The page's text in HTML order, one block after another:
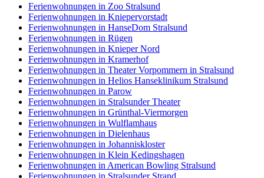
Ferienwohnungen in Zoo Stralsund
Ferienwohnungen in Kniepervorstadt
Ferienwohnungen in HanseDom Stralsund
Ferienwohnungen in Rügen
Ferienwohnungen in Knieper Nord
Ferienwohnungen in Kramerhof
Ferienwohnungen in Theater Vorpommern in Stralsund
Ferienwohnungen in Helios Hanseklinikum Stralsund
Ferienwohnungen in Parow
Ferienwohnungen in Stralsunder Theater
Ferienwohnungen in Grünthal-Viermorgen
Ferienwohnungen in Wulflamhaus
Ferienwohnungen in Dielenhaus
Ferienwohnungen in Johanniskloster
Ferienwohnungen in Klein Kedingshagen
Ferienwohnungen in American Bowling Stralsund
Ferienwohnungen in Stralsunder Strand